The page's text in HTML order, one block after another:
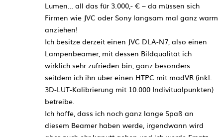
Lumen… all das für 3.000,- € – da müssen sich
Firmen wie JVC oder Sony langsam mal ganz warm
anziehen!
Ich besitze derzeit einen JVC DLA-N7, also einen
Lampenbeamer, mit dessen Bildqualität ich
wirklich sehr zufrieden bin, ganz besonders
seitdem ich ihn über einen HTPC mit madVR (inkl.
3D-LUT-Kalibrierung mit 10.000 Indivitualpunkten)
betreibe.
Ich hoffe, dass ich noch ganz lange Spaß an
diesem Beamer haben werde, irgendwann wird